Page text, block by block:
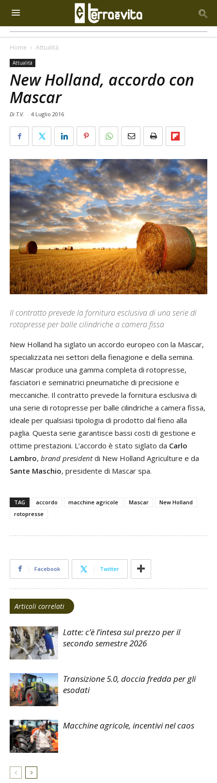
Home Attualità
Attualità
New Holland, accordo con
Mascar
Di T.V. - 4 Luglio 2016
Il contratto prevede la fornitura esclusiva di una serie di
rotopresse per balle cilindriche a camera fissa
New Holland ha siglato un accordo europeo con la Mascar,
specializzata nei settori della fienagione e della semina.
Mascar produce una gamma completa di rotopresse,
fasciatori e seminatrici pneumatiche di precisione e
meccaniche. Il contratto prevede la fornitura esclusiva di
una serie di rotopresse per balle cilindriche a camera fissa,
ideale per qualsiasi tipologia di prodotto dal fieno alla
paglia. Questa serie garantisce bassi costi di gestione e
ottime prestazioni. L’accordo è stato siglato da Carlo
Lambro, brand presidentdi New Holland Agriculture e da
Sante Maschio, presidente di Mascar spa.
TAG accordo macchine agricole Mascar
New Holland
rotopresse
Facebook Twitter
Articoli correlati
Latte: c’è l’intesa sul prezzo per il
secondo semestre 2026
Transizione 5.0, doccia fredda per gli
esodati
Macchine agricole, incentivi nel caos